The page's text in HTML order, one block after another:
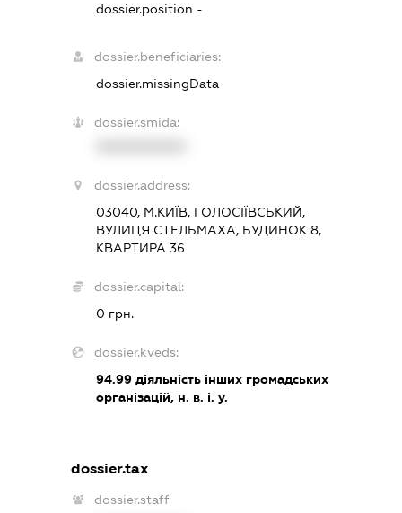
dossier.position -
dossier.beneficiaries:
dossier.missingData
dossier.smida:
dossier.address:
03040, М.КИЇВ, ГОЛОСІЇВСЬКИЙ,
ВУЛИЦЯ СТЕЛЬМАХА, БУДИНОК 8,
КВАРТИРА 36
dossier.capital:
0 грн.
dossier.kveds:
94.99 діяльність інших громадських
організацій, н. в. і. у.
dossier.tax
dossier.staff